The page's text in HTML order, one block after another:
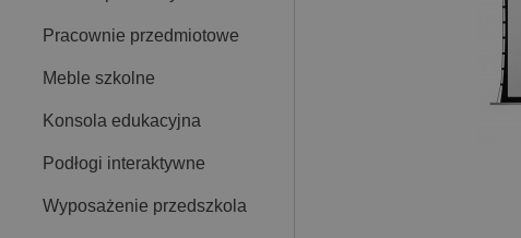
Pracownie przedmiotowe
Meble szkolne
Konsola edukacyjna
Podłogi interaktywne
Wyposażenie przedszkola